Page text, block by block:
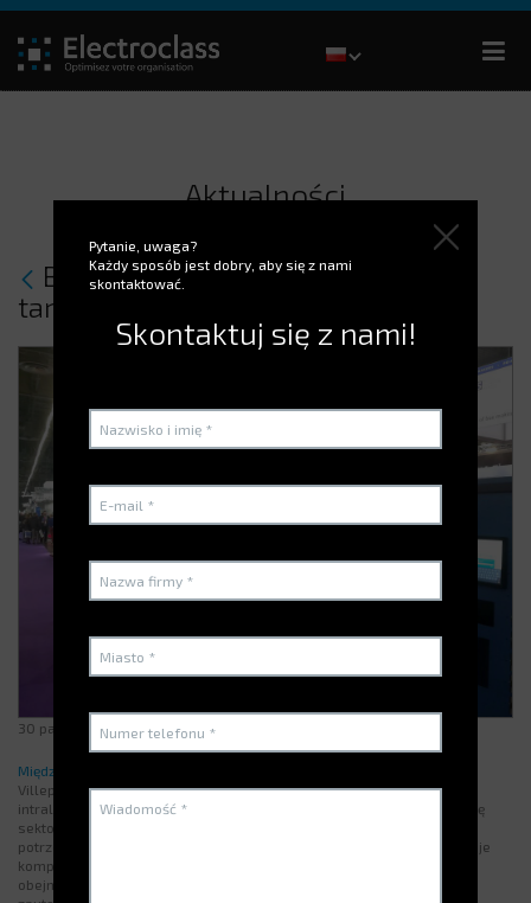
Aktualności
Byliśmy na międzynarodowych
targach ALLPACK!
30 października 2018
Międzynarodowa wystawa ALLPACK
Villepinte w dniach 26-29 listopada 2018 r., jest wystawą dla
intralogistyki, świata opakowań i opakowań: szybko zmieniającego się
sektora, napędzanego możliwościami dla przemysłu 4.0 i nowymi
potrzebami btoc i btob omnichannel commerce. ALL4PACK Paris oferuje
kompletną ofertę (Pakowanie + Przetwarzanie + Druk + Logistyka)
obejmującą sektor Intralogistyki: obsługa ciągła, systemy
Pytanie, uwaga?
Każdy sposób jest dobry, aby się z nami
skontaktować.
Skontaktuj się z nami!